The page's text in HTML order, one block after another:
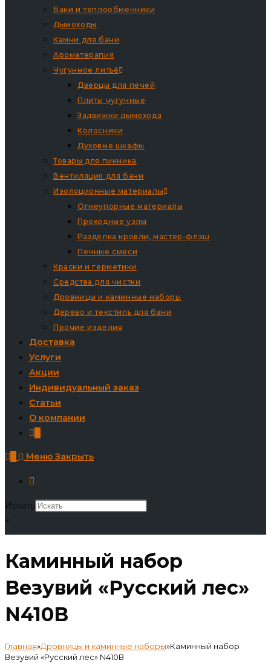
Баки и теплообменники
Дымоходы
Камни для бани
Ароматерапия
Чугунное литьё
Дверцы для печей
Плиты чугунные
Задвижки дымохода
Колосники
Духовые шкафы
Товары для пикника
Вентиляция для бани
Изоляционные материалы
Огнеупорные материалы
Проходные узлы
Разделка кровли, мастер-флэш
Печные смеси
Краски и герметики
Средства для чистки
Дровницы и каминные наборы
Дерево и текстиль для бани
Прочие изделия
Доставка
Услуги
Акции
Индивидуальный заказ
Статьи
О компании
Меню Закрыть
Искать
×
Каминный набор
Везувий «Русский лес»
N410В
Главная»Дровницы и каминные наборы»Каминный набор
Везувий «Русский лес» N410В